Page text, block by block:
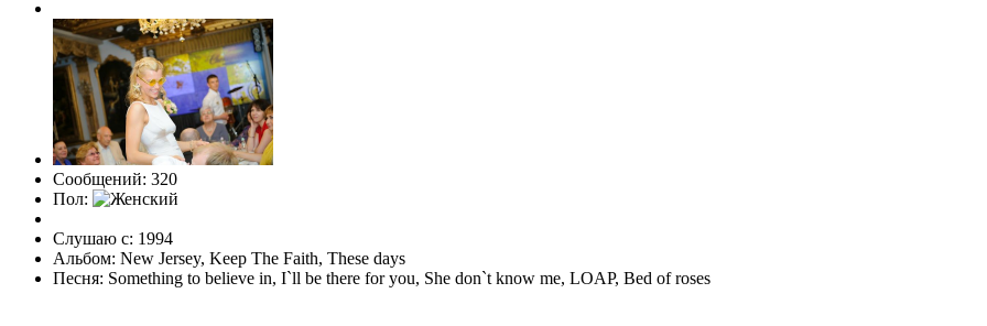
Сообщений: 320
Пол:
Слушаю с: 1994
Альбом: New Jersey, Keep The Faith, These days
Песня: Something to believe in, I`ll be there for you, She don`t know me, LOAP, Bed of roses